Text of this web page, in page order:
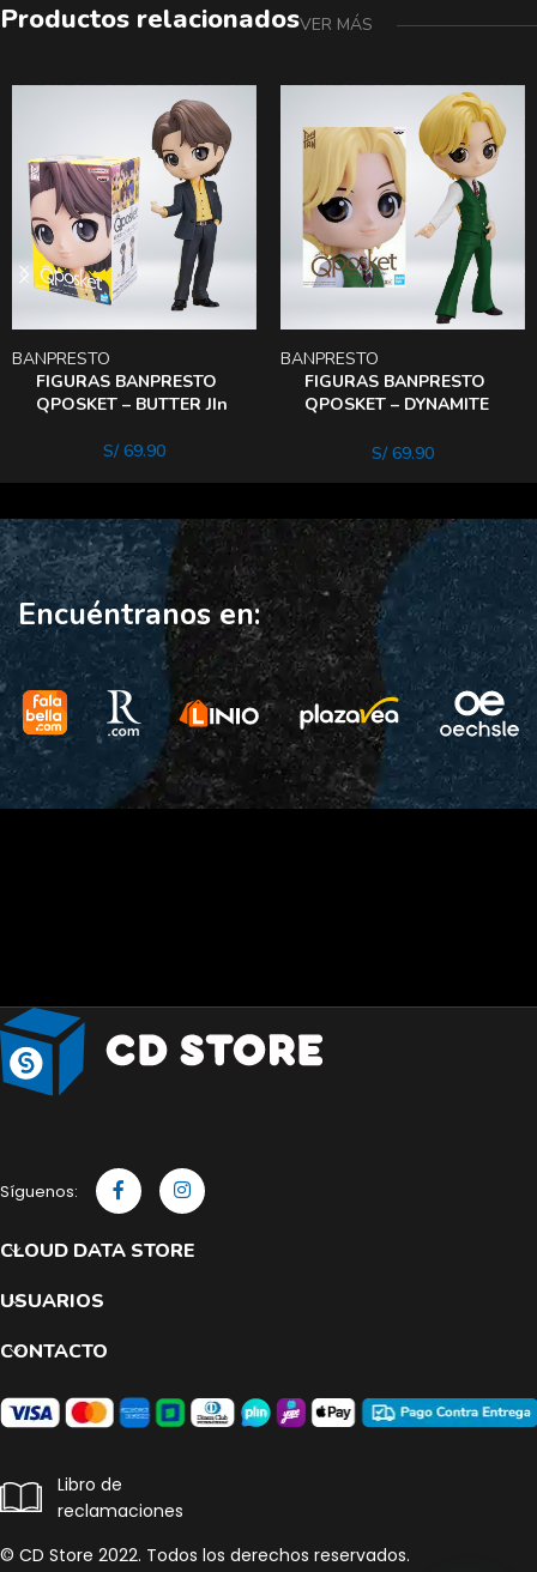
Productos relacionadosVER MÁS
FIGURAS BANPRESTO
QPOSKET – BUTTER JIn
BANPRESTO
S/69.90
FIGURAS BANPRESTO
QPOSKET – DYNAMITE
BANPRESTO
S/69.90
Encuéntranos en:
Síguenos:
CLOUD DATA STORE
USUARIOS
CONTACTO
Libro de
reclamaciones
© CD Store 2022. Todos los derechos reservados.